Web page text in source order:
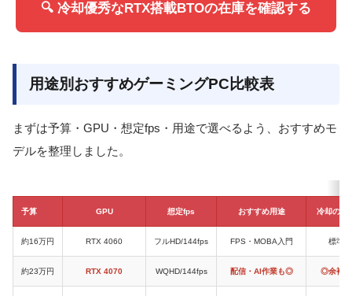
🔍 冷却優秀なRTX搭載BTOの在庫を確認する
用途別おすすめゲーミングPC比較表
まずは予算・GPU・想定fps・用途で選べるよう、おすすめモ
デルを整理しました。
予算 GPU 想定fps おすすめ用途 冷却の余
約16万円 RTX 4060 フルHD/144fps FPS・MOBA入門 標準
約23万円 RTX 4070 WQHD/144fps 配信・AI作業も◎ ◎余裕大